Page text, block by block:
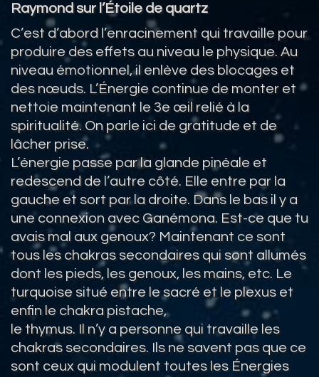
Raymond sur l’Étoile de quartz
C’est d’abord l’enracinement qui travaille pour
produire des effets au niveau le physique. Au
niveau émotionnel, il enlève des blocages et
des nœuds. L’Énergie continue de monter et
nettoie maintenant le 3e œil relié à la
spiritualité. On parle ici de gratitude et de
lâcher prise.
L’énergie passe par la glande pinéale et
redescend de l’autre côté. Elle entre par la
gauche et sort par la droite. Dans le bas il y a
une connexion avec Ganémona. Est-ce que tu
avais mal aux genoux? Maintenant ce sont
tous les chakras secondaires qui sont allumés
dont les pieds, les genoux, les mains, etc. Le
turquoise situé entre le sacré et le plexus et
enfin le chakra pistache,
le thymus. Il n’y a personne qui travaille les
chakras secondaires. Ils ne savent pas que ce
sont ceux qui modulent toutes les Énergies